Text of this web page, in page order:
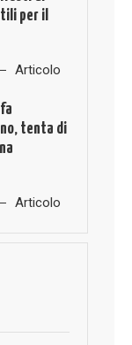
per il
Articolo
tenta di
Articolo